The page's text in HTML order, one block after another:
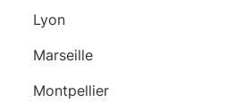
Lyon
Marseille
Montpellier